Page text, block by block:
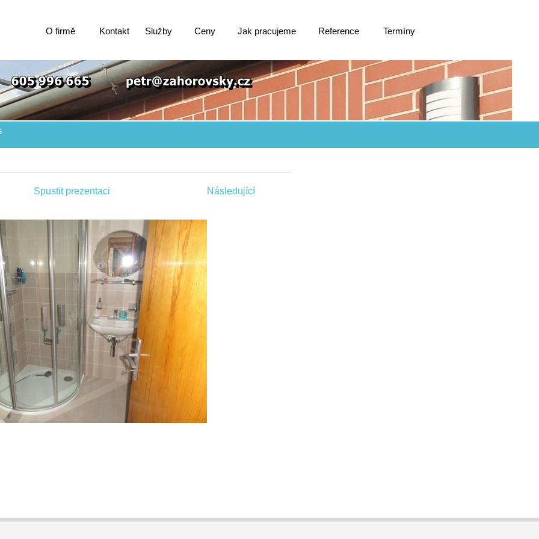
O firmě Kontakt Služby Ceny Jak pracujeme Reference Termíny
Spustit prezentaci Následující